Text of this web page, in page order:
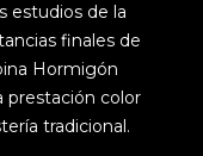
estudios de la
finales de
Hormigón
prestación color
tradicional.